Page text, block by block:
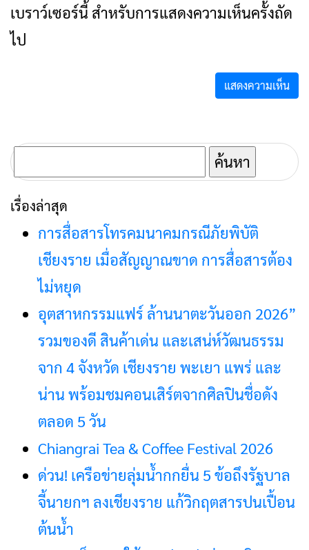
เบราว์เซอร์นี้ สำหรับการแสดงความเห็นครั้งถัด
ไป
ค้นหา
สำหรับ:
เรื่องล่าสุด
การสื่อสารโทรคมนาคมกรณีภัยพิบัติ
เชียงราย เมื่อสัญญาณขาด การสื่อสารต้อง
ไม่หยุด
อุตสาหกรรมแฟร์ ล้านนาตะวันออก 2026”
รวมของดี สินค้าเด่น และเสน่ห์วัฒนธรรม
จาก 4 จังหวัด เชียงราย พะเยา แพร่ และ
น่าน พร้อมชมคอนเสิร์ตจากศิลปินชื่อดัง
ตลอด 5 วัน
Chiangrai Tea & Coffee Festival 2026
ด่วน! เครือข่ายลุ่มน้ำกกยื่น 5 ข้อถึงรัฐบาล
จี้นายกฯ ลงเชียงราย แก้วิกฤตสารปนเปื้อน
ต้นน้ำ